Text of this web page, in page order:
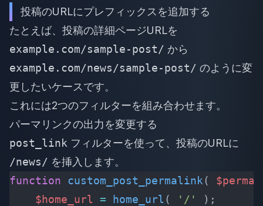
投稿のURLにプレフィックスを追加する
たとえば、投稿の詳細ページURLを
example.com/sample-post/ から
example.com/news/sample-post/ のように変
更したいケースです。
これには2つのフィルターを組み合わせます。
パーマリンクの出力を変更する
post_link フィルターを使って、投稿のURLに
/news/ を挿入します。
function custom_post_permalink(
    $home_url
= home_url ( '/'
);